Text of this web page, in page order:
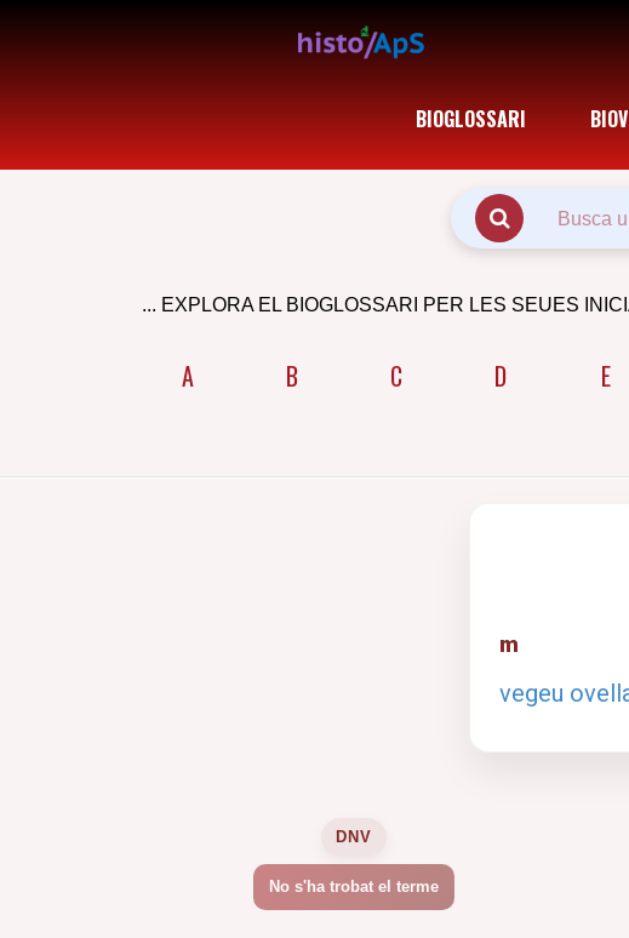
BIOGLOSSARI
... EXPLORA EL BIOGLOSSARI PER LES SEUES
A B C D E
m
vegeu
DNV
No s'ha trobat el terme